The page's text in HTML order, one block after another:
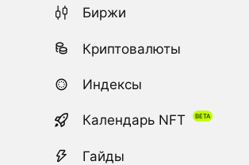
Биржи
Криптовалюты
Индексы
Календарь NFT
Гайды